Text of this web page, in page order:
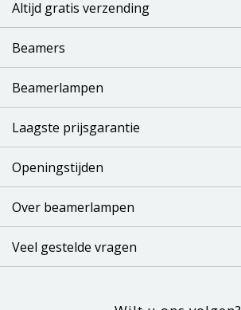
Altijd gratis verzending
Beamers
Beamerlampen
Laagste prijsgarantie
Openingstijden
Over beamerlampen
Veel gestelde vragen